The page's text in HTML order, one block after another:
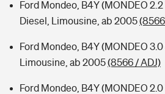
Ford Mondeo, B4Y (MONDEO 2.2
Diesel, Limousine, ab 2005
Ford Mondeo, B4Y (MONDEO 3.0
Limousine, ab 2005(8566 / ADJ)
Ford Mondeo, B4Y (MONDEO 2.0